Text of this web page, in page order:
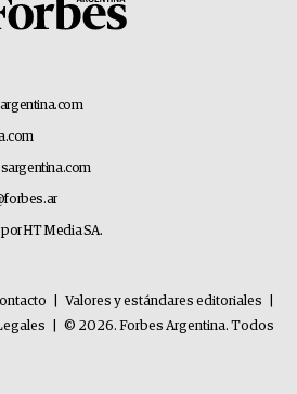
HT Media SA.
Valores y estándares editoriales
© 2026. Forbes Argentina. Todos